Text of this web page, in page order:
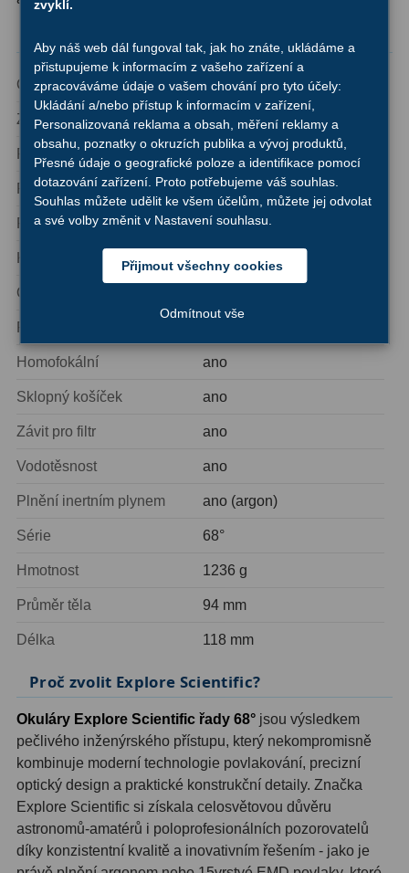
Ostatní
Seřízení22
Laserové kolimátory6
Optické kolimátory11
Umělé hvězdy5
Diagonální zrcátka36
Amici hranoly 90°
Deep-Sky kamery
Guiding kamery
T-kroužky
Adaptéry projekční
Adaptéry T2
Adaptéry M48 33
Filtry L-RGB7
Filtry IR-Pass6
Filtry IR-Block10
Filtry Clip5
Ohnisková vzdálenost 40 mm
Zdánlivé zorné pole 68°
Připojení k dalekohledu 2″
Počet čoček 6
Počet skupin 4
SWA
Oční reliéf
Homofokální ano
Sklopný košíček ano
Závit pro filtr ano
Vodotěsnost ano
Plnění inertním plynem ano (argon)
Série 68°
Hmotnost 1236 g
Průměr těla 94 mm
Délka 118 mm
Proč zvolit Explore Scientific?
Okuláry Explore Scientific řady 68° jsou výsledkem
pečlivého inženýrského přístupu, který nekompromisně
kombinuje moderní technologie povlakování, precizní
optický design a praktické konstrukční detaily. Značka
Explore Scientific si získala celosvětovou důvěru
astronomů-amatérů i poloprofesionálních pozorovatelů
díky konzistentní kvalitě a inovativním řešením - jako je
zvyklí.
Aby náš web dál fungoval tak, jak ho znáte, ukládáme a
přistupujeme k informacím z vašeho zařízení a
zpracováváme údaje o vašem chování pro tyto účely:
Ukládání a/nebo přístup k informacím v zařízení,
Personalizovaná reklama a obsah, měření reklamy a
obsahu, poznatky o okruzích publika a vývoj produktů,
Přesné údaje o geografické poloze a identifikace pomocí
dotazování zařízení. Proto potřebujeme váš souhlas.
Souhlas můžete udělit ke všem účelům, můžete jej odvolat
a své volby změnit v Nastavení souhlasu.
Přijmout všechny cookies
Odmítnout vše